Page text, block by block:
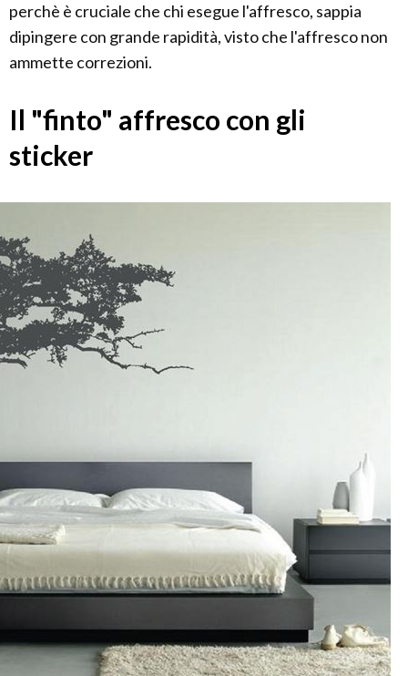
perchè è cruciale che chi esegue l'affresco, sappia
dipingere con grande rapidità, visto che l'affresco non
ammette correzioni.
Il "finto" affresco con gli
sticker